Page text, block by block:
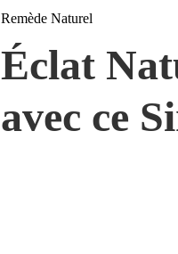
Remède Naturel
Éclat
avec ce